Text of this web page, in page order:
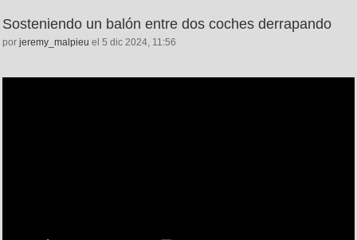
Sosteniendo un balón entre dos coches derrapando
por jeremy_malpieu el 5 dic 2024, 11:56